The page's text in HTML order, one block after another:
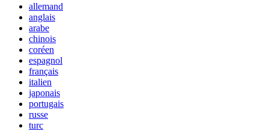
allemand
anglais
arabe
chinois
coréen
espagnol
français
italien
japonais
portugais
russe
turc